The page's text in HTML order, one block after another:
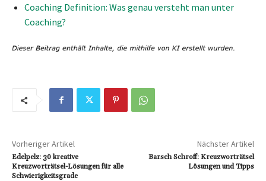
Coaching Definition: Was genau versteht man unter
Coaching?
Vorheriger Artikel
Edelpelz: 30 kreative
Kreuzworträtsel-Lösungen für alle
Schwierigkeitsgrade
Nächster Artikel
Barsch Schroff: Kreuzworträtsel
Lösungen und Tipps